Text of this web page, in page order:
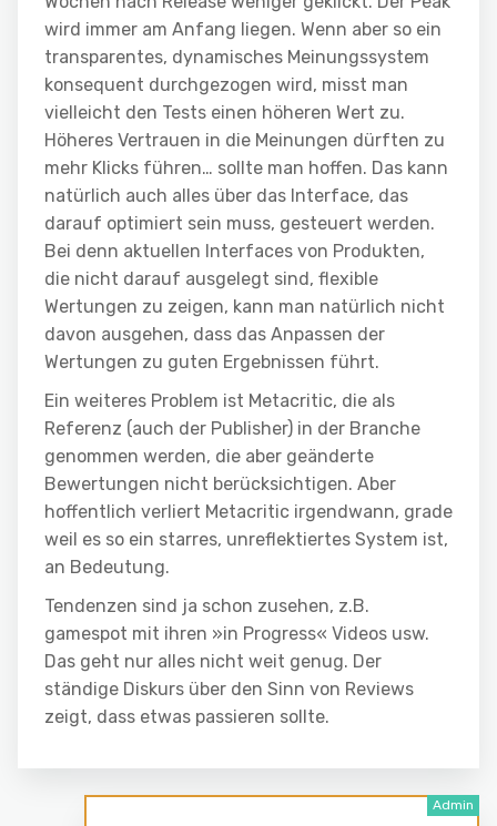
wird immer am Anfang liegen. Wenn aber so ein
transparentes, dynamisches Meinungssystem
konsequent durchgezogen wird, misst man
vielleicht den Tests einen höheren Wert zu.
Höheres Vertrauen in die Meinungen dürften zu
mehr Klicks führen… sollte man hoffen. Das kann
natürlich auch alles über das Interface, das
darauf optimiert sein muss, gesteuert werden.
Bei denn aktuellen Interfaces von Produkten,
die nicht darauf ausgelegt sind, flexible
Wertungen zu zeigen, kann man natürlich nicht
davon ausgehen, dass das Anpassen der
Wertungen zu guten Ergebnissen führt.
Ein weiteres Problem ist Metacritic, die als
Referenz (auch der Publisher) in der Branche
genommen werden, die aber geänderte
Bewertungen nicht berücksichtigen. Aber
hoffentlich verliert Metacritic irgendwann, grade
weil es so ein starres, unreflektiertes System ist,
an Bedeutung.
Tendenzen sind ja schon zusehen, z.B.
gamespot mit ihren »in Progress« Videos usw.
Das geht nur alles nicht weit genug. Der
ständige Diskurs über den Sinn von Reviews
zeigt, dass etwas passieren sollte.